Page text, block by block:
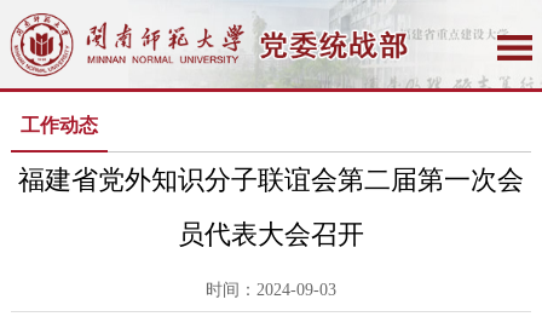
工作动态
福建省党外知识分子联谊会第二届第一次会
员代表大会召开
时间：2024-09-03